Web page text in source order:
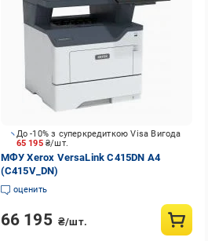
65 195 ₴/шт.
До -10% з суперкредиткою Visa Вигода
МФУ Xerox VersaLink C415DN А4
(C415V_DN)
оценить
66 195 ₴/шт.